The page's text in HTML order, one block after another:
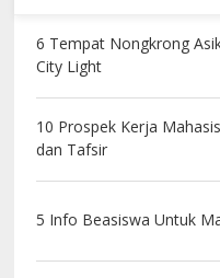
6 Tempat Nongkrong
City Light
10 Prospek Kerja
dan Tafsir
5 Info Beasiswa Untuk